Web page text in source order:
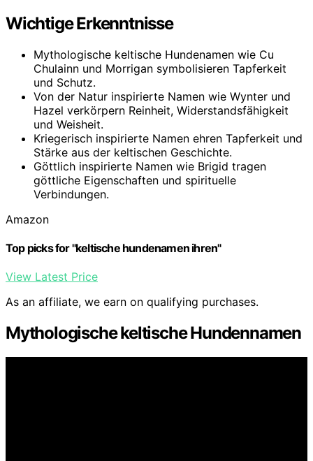
Wichtige Erkenntnisse
Mythologische keltische Hundenamen wie Cu
Chulainn und Morrigan symbolisieren Tapferkeit
und Schutz.
Von der Natur inspirierte Namen wie Wynter und
Hazel verkörpern Reinheit, Widerstandsfähigkeit
und Weisheit.
Kriegerisch inspirierte Namen ehren Tapferkeit und
Stärke aus der keltischen Geschichte.
Göttlich inspirierte Namen wie Brigid tragen
göttliche Eigenschaften und spirituelle
Verbindungen.
Amazon
Top picks for "keltische hundenamen ihren"
View Latest Price
As an affiliate, we earn on qualifying purchases.
Mythologische keltische Hundennamen